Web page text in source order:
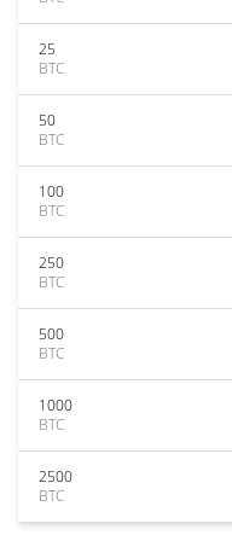
25
BTC
50
BTC
100
BTC
250
BTC
500
BTC
1000
BTC
2500
BTC